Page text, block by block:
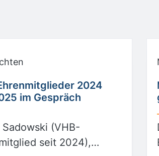
2024
im Gespräch
(VHB-
seit 2024),…